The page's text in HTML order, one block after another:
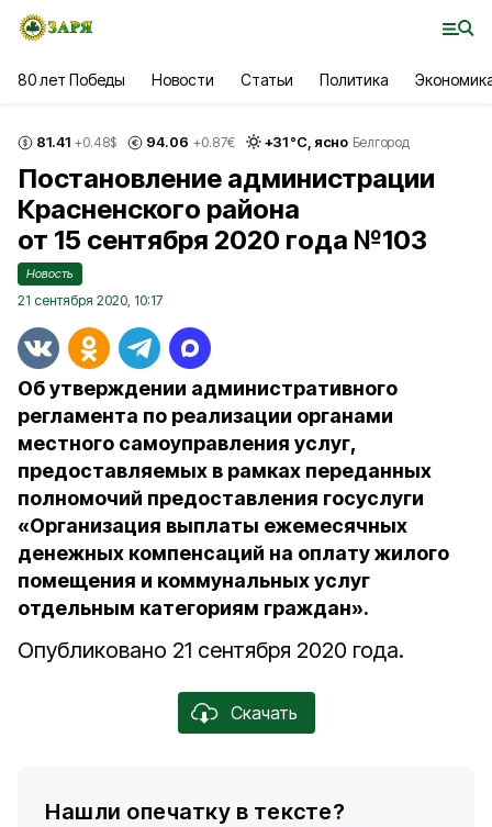
80 лет Победы Новости Статьи Политика
81.41 +0.48$ 94.06 +0.87€ +31°С, ясно Белгород
Постановление администрации
Красненского района
от 15 сентября 2020 года №103
Новость
21 сентября 2020, 10:17
Об утверждении административного
регламента по реализации органами
местного самоуправления услуг,
предоставляемых в рамках переданных
полномочий предоставления госуслуги
«Организация выплаты ежемесячных
денежных компенсаций на оплату жилого
помещения и коммунальных услуг
отдельным категориям граждан».
Опубликовано 21 сентября 2020 года.
Скачать
Нашли опечатку в тексте?